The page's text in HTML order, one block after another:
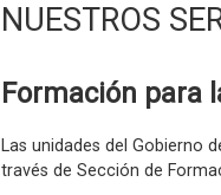
NUESTROS
Formación para
Las unidades del Gobierno
través de Sección de